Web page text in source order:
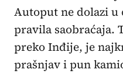
Autoput ne dolazi
pravila saobraćaja.
preko Inđije, je
prašnjav i pun